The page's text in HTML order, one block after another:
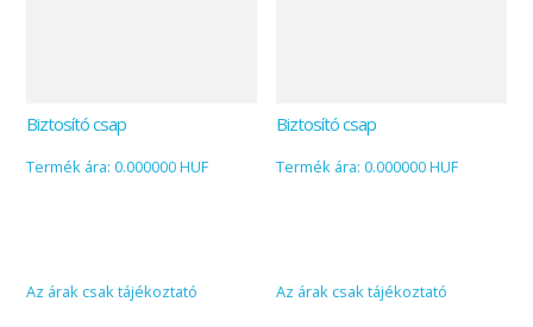
Biztosító csap
Termék ára: 0.000000 HUF
Az árak csak tájékoztató
Biztosító csap
Termék ára: 0.000000 HUF
Az árak csak tájékoztató